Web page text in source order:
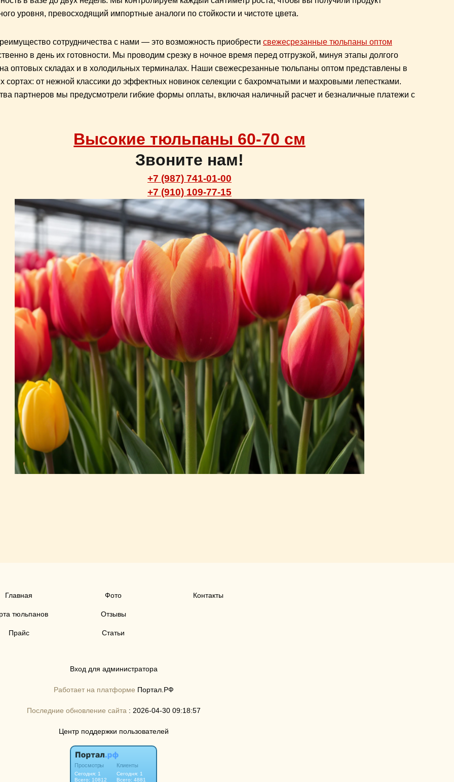
уровня, превосходящий импортные аналоги по стойкости и чистоте цвета.
сотрудничества с нами — это возможность приобрести свежесрезанные тюльпаны оптом
в день их готовности. Мы проводим срезку в ночное время перед отгрузкой, минуя этапы долгого
оптовых складах и в холодильных терминалах. Наши свежесрезанные тюльпаны оптом представлены в
сортах: от нежной классики до эффектных новинок селекции с бахромчатыми и махровыми лепестками.
партнеров мы предусмотрели гибкие формы оплаты, включая наличный расчет и безналичные платежи с
Высокие тюльпаны 60-70 см
Звоните нам!
+7 (987) 741-01-00
+7 (910) 109-77-15
Главная
тюльпанов
Прайс
Фото
Отзывы
Статьи
Контакты
Вход для администратора
Работает на платформе Портал.РФ
Последние обновление сайта : 2026-04-30 09:18:57
Центр поддержки пользователей